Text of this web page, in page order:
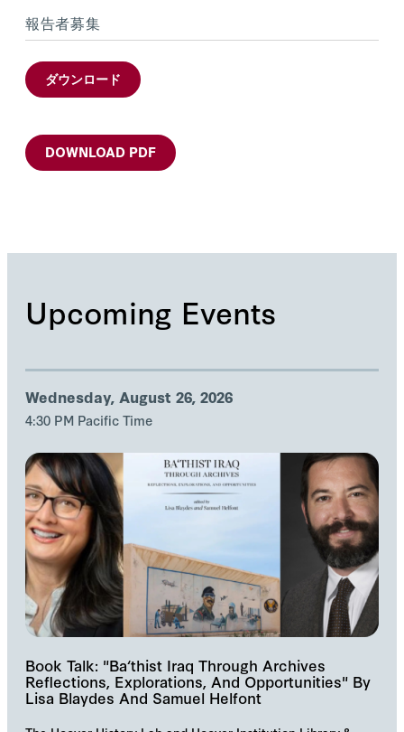
報告者募集
ダウンロード
DOWNLOAD PDF
Upcoming Events
Wednesday, August 26, 2026
4:30 PM Pacific Time
Book Talk: "Ba‘thist Iraq Through Archives
Reflections, Explorations, And Opportunities" By
Lisa Blaydes And Samuel Helfont